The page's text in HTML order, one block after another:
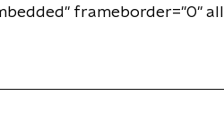
frameborder="0"